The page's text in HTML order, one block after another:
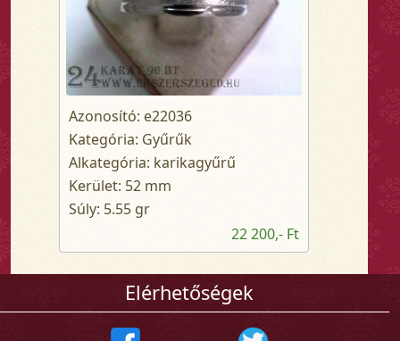
Azonosító: e22036
Kategória: Gyűrűk
Alkategória: karikagyűrű
Kerület: 52 mm
Súly: 5.55 gr
22 200,- Ft
Elérhetőségek